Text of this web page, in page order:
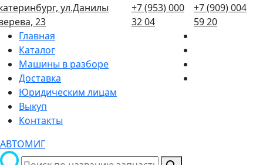
ул.Данилы
23
+7 (953) 000
32 04
+7 (909) 004
59 20
Главная
Каталог
Машины в разборе
Доставка
Юридическим лицам
Выкуп
Контакты
АВТОМИГ